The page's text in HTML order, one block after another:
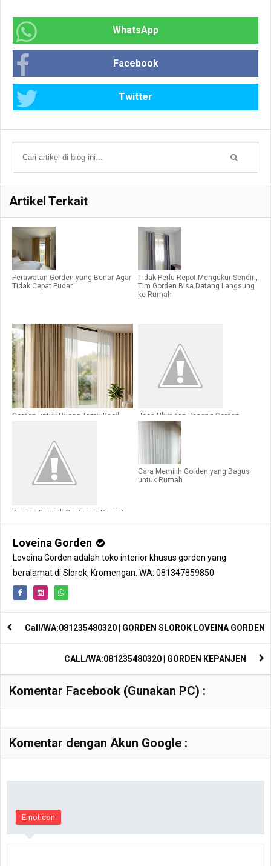
WhatsApp
Facebook
Twitter
Artikel Terkait
Perawatan Gorden yang Benar Agar
Tidak Cepat Pudar
Tidak Perlu Repot Mengukur Sendiri,
Tim Gorden Bisa Datang Langsung
ke Rumah
Gorden untuk Ruang Tamu Kecil
Jasa Ukur dan Pasang Gorden
Malang Profesional untuk Rumah
dan Kantor
Kenapa Banyak Customer Repeat
Cara Memilih Gorden yang Bagus
untuk Rumah
Loveina Gorden
Loveina Gorden adalah toko interior khusus gorden yang
beralamat di Slorok, Kromengan. WA: 081347859850
Call/WA:081235480320 | GORDEN SLOROK LOVEINA GORDEN
CALL/WA:081235480320 | GORDEN KEPANJEN
Komentar Facebook (Gunakan PC) :
Komentar dengan Akun Google :
Emoticon